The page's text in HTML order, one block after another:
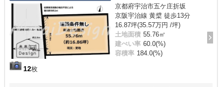
12枚
京都府宇治市五ケ庄折坂
京阪宇治線 黄檗 徒歩13分
16.87坪(35.57万円 /坪)
土地面積 55.76㎡
建ぺい率 60.0(%)
容積率 184.0(%)